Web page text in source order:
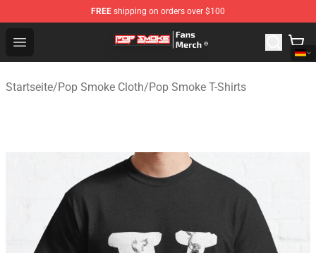
FREE shipping on orders over $100
Open menu
Pop Smoke Store - Official Pop Smoke Merchandise
Startseite/Pop Smoke Cloth/Pop Smoke T-Shirts